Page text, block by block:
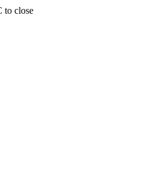
to close